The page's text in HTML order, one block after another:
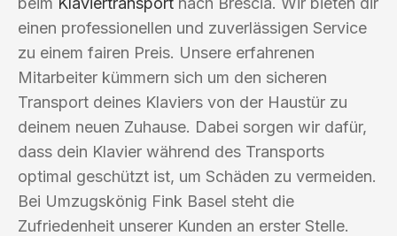
einen professionellen und zuverlässigen Service
zu einem fairen Preis. Unsere erfahrenen
Mitarbeiter kümmern sich um den sicheren
Transport deines Klaviers von der Haustür zu
deinem neuen Zuhause. Dabei sorgen wir dafür,
dass dein Klavier während des Transports
optimal geschützt ist, um Schäden zu vermeiden.
Bei Umzugskönig Fink Basel steht die
Zufriedenheit unserer Kunden an erster Stelle.